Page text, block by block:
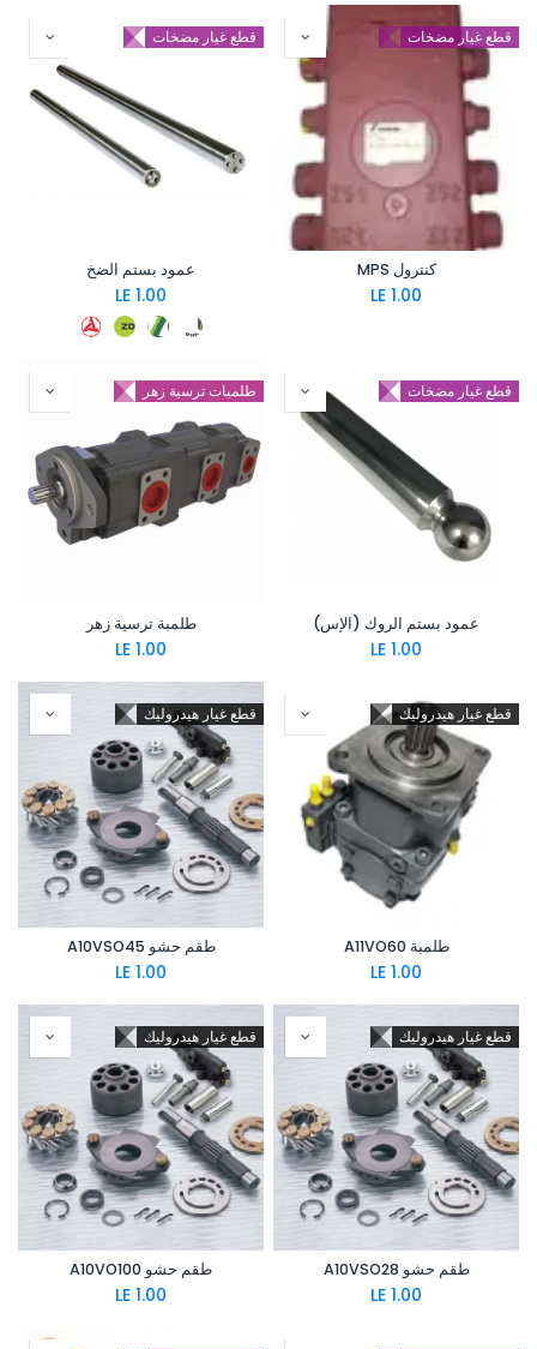
قطع غيار مضخات
كنترول MPS
1.00
قطع غيار مضخات
عمود بستم الضخ
1.00
قطع غيار مضخات
عمود بستم الروك (الإس)
1.00
طلمبات ترسية زهر
طلمبة ترسية زهر
1.00
قطع غيار هيدروليك
طلمبة A11VO60
1.00
قطع غيار هيدروليك
طقم حشو A10VSO45
1.00
قطع غيار هيدروليك
طقم حشو A10VSO28
1.00
قطع غيار هيدروليك
طقم حشو A10VO100
1.00